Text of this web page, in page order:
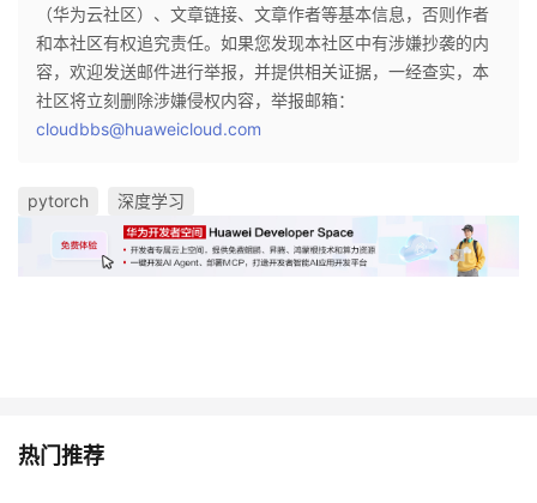
（华为云社区）、文章链接、文章作者等基本信息，否则作者
和本社区有权追究责任。如果您发现本社区中有涉嫌抄袭的内
容，欢迎发送邮件进行举报，并提供相关证据，一经查实，本
社区将立刻删除涉嫌侵权内容，举报邮箱：
cloudbbs@huaweicloud.com
pytorch 深度学习
热门推荐